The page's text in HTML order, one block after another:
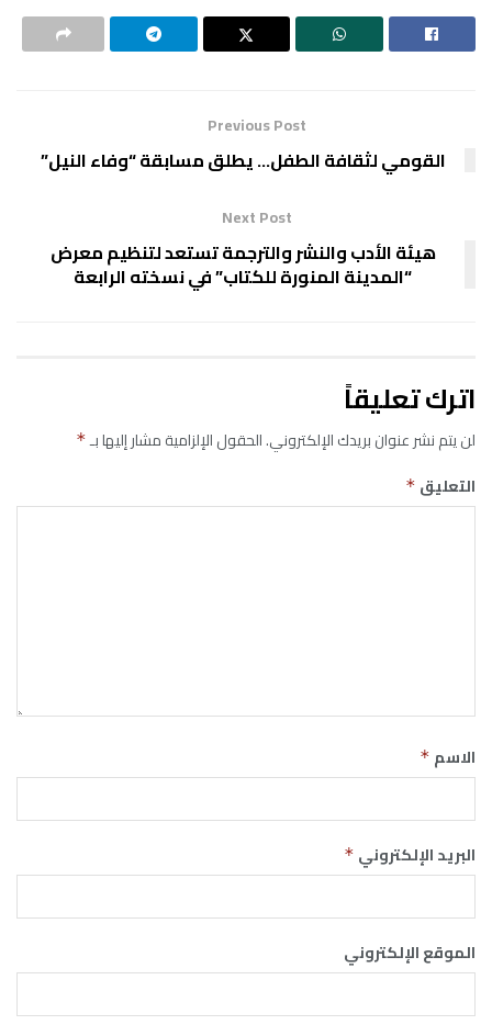
Previous Post
القومي لثقافة الطفل… يطلق مسابقة “وفاء النيل”
Next Post
هيئة الأدب والنشر والترجمة تستعد لتنظيم معرض
“المدينة المنورة للكتاب” في نسخته الرابعة
اترك تعليقاً
لن يتم نشر عنوان بريدك الإلكتروني.الحقول الإلزامية مشار إليها بـ*
التعليق *
الاسم *
البريد الإلكتروني *
الموقع الإلكتروني